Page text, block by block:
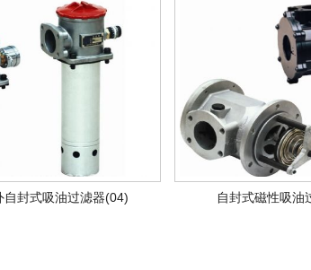
自封式吸油过滤器(04) 自封式磁性吸油